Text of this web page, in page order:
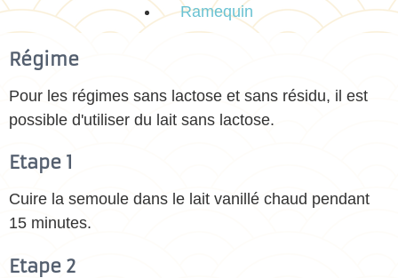
Ramequin
Régime
Pour les régimes sans lactose et sans résidu, il est
possible d'utiliser du lait sans lactose.
Etape 1
Cuire la semoule dans le lait vanillé chaud pendant
15 minutes.
Etape 2